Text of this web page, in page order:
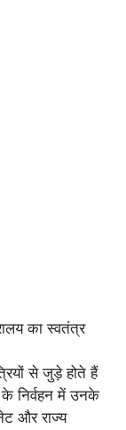
का स्वतंत्र
से जुड़े होते हैं
के निर्वहन में उनके
और राज्य